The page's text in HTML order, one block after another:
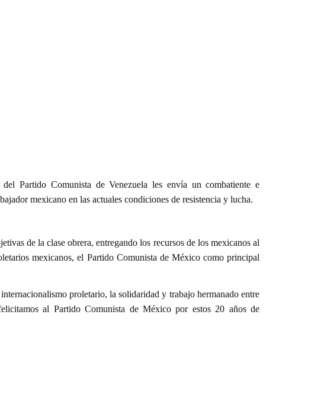
Partido Comunista de Venezuela les envía un combatiente e
mexicano en las actuales condiciones de resistencia y lucha.
de la clase obrera, entregando los recursos de los mexicanos al
mexicanos, el Partido Comunista de México como principal
proletario, la solidaridad y trabajo hermanado entre
al Partido Comunista de México por estos 20 años de